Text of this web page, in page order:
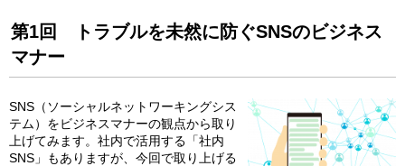
第1回 トラブルを未然に防ぐSNSのビジネス
マナー
SNS（ソーシャルネットワーキングシス
テム）をビジネスマナーの観点から取り
上げてみます。社内で活用する「社内
SNS」もありますが、今回で取り上げる